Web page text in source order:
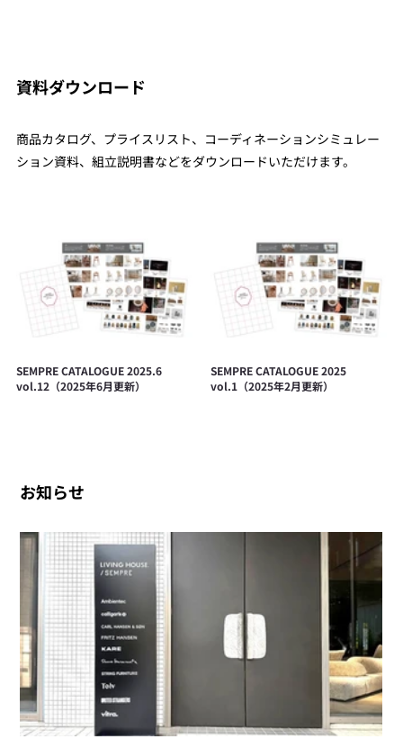
資料ダウンロード
商品カタログ、プライスリスト、コーディネーションシミュレー
ション資料、組立説明書などをダウンロードいただけます。
SEMPRE CATALOGUE 2025.6
vol.12（2025年6月更新）
SEMPRE CATALOGUE 2025
vol.1（2025年2月更新）
お知らせ